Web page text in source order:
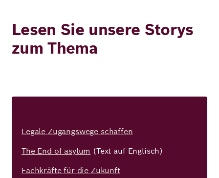
Lesen Sie unsere Storys
zum Thema
Legale Zugangswege schaffen
The End of asylum (Text auf Englisch)
Fachkräfte für die Zukunft